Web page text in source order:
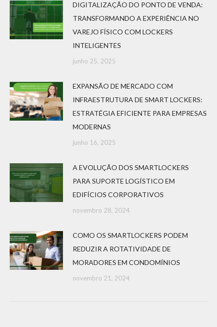
DIGITALIZAÇÃO DO PONTO DE VENDA:
TRANSFORMANDO A EXPERIÊNCIA NO
VAREJO FÍSICO COM LOCKERS
INTELIGENTES
junho 25, 2025
EXPANSÃO DE MERCADO COM
INFRAESTRUTURA DE SMART LOCKERS:
ESTRATÉGIA EFICIENTE PARA EMPRESAS
MODERNAS
junho 16, 2025
A EVOLUÇÃO DOS SMARTLOCKERS
PARA SUPORTE LOGÍSTICO EM
EDIFÍCIOS CORPORATIVOS
novembro 28, 2024
COMO OS SMARTLOCKERS PODEM
REDUZIR A ROTATIVIDADE DE
MORADORES EM CONDOMÍNIOS
novembro 21, 2024